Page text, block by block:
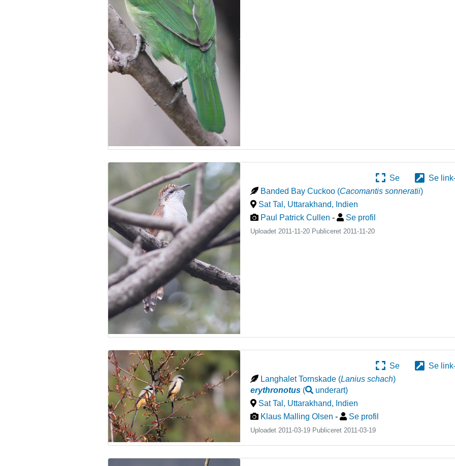
Se
Se
Banded Bay Cuckoo (Cacomantis sonneratii)
Sat Tal, Uttarakhand, Indien
Paul Patrick Cullen- Se profil
Uploadet 2011-11-20 Publiceret2011-11-20
Se
Se
Langhalet Tornskade (Lanius schach)
erythronotus ( underart)
Sat Tal, Uttarakhand, Indien
Klaus Malling Olsen - Se profil
Uploadet 2011-03-19 Publiceret2011-03-19